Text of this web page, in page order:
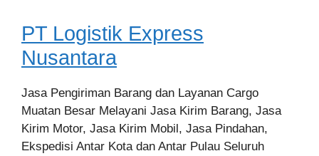
PT Logistik Express
Nusantara
Jasa Pengiriman Barang dan Layanan Cargo
Muatan Besar Melayani Jasa Kirim Barang, Jasa
Kirim Motor, Jasa Kirim Mobil, Jasa Pindahan,
Ekspedisi Antar Kota dan Antar Pulau Seluruh